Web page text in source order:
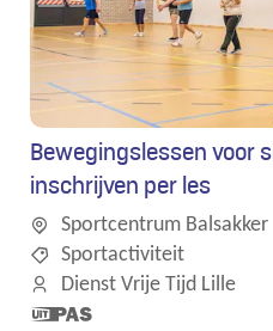
Bewegingslessen voor
inschrijven per les
Sportcentrum Balsakker
Sportactiviteit
Dienst Vrije Tijd Lille
Dit is een